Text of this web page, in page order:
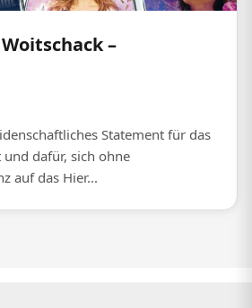
–
Statement für das
dafür, sich ohne
auf das Hier...